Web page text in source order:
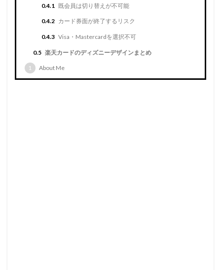
0.4.1 既会員は切り替えが不可能
0.4.2 カード券面が終了するリスク
0.4.3 Visa・Mastercardを選択不可
0.5 楽天カードのディズニーデザインまとめ
1 About Me